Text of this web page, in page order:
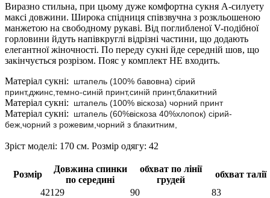
Виразно стильна, при цьому дуже комфортна сукня А-силуету
максі довжини. Широка спідниця співзвучна з розкльошеною
манжетою на свободному рукаві. Від поглибленої V-подібної
горловини йдуть напівкруглі відрізні частини, що додають
елегантної жіночності. По переду сукні йде середній шов, що
закінчується розрізом. Пояс у комплект НЕ входить.
Матеріал сукні:
штапель (100% бавовна) сірий
принт,джинс,темно-синій принт,синій принт,блакитний
Матеріал сукні: штапель (100% віскоза) чорний принт
Матеріал сукні: штапель (60%віскоза 40%хлопок) сірий-
беж,чорний з рожевим,чорний з блакитним,
Зріст моделі: 170 см. Розмір одягу: 42
Розмір
Довжина спинки
по середині
обхват по лінії
грудей
обхват талії
42129 90
83